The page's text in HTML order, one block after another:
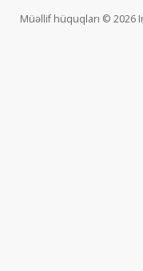
Müəllif hüquqları © 2026